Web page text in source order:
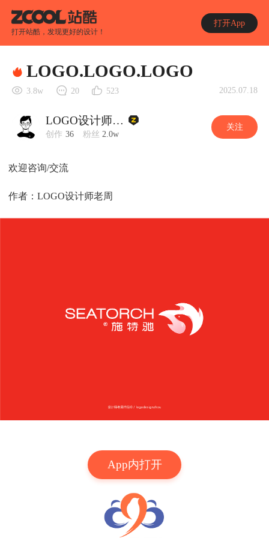
打开站酷，发现更好的设计！
打开App
App内打开
LOGO.LOGO.LOGO
3.8w 20 523 2025.07.18
LOGO设计师老周
创作 36 粉丝 2.0w
关注
欢迎咨询/交流
作者：LOGO设计师老周